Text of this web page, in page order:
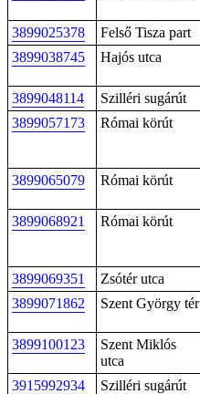
3899025378 Felső Tisza part
3899038745
Hajós utca
3899048114 Szilléri sugárút
3899057173
Római körút
3899065079 Római körút
3899068921 Római körút
3899069351 Zsótér utca
3899071862
Szent György tér
3899100123
Szent Miklós
utca
3915992934 Szilléri sugárút